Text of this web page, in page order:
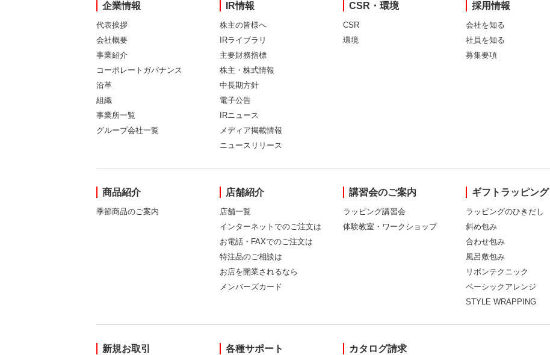
企業情報
代表挨拶
会社概要
事業紹介
コーポレートガバナンス
沿革
組織
事業所一覧
グループ会社一覧
IR情報
株主の皆様へ
IRライブラリ
主要財務指標
株主・株式情報
中長期方針
電子公告
IRニュース
メディア掲載情報
ニュースリリース
CSR・環境
CSR
環境
採用情報
会社を知る
社員を知る
募集要項
商品紹介
季節商品のご案内
店舗紹介
店舗一覧
インターネットでのご注文は
お電話・FAXでのご注文は
特注品のご相談は
お店を開業されるなら
メンバーズカード
講習会のご案内
ラッピング講習会
体験教室・ワークショップ
ギフトラッピング
ラッピングのひきだし
斜め包み
合わせ包み
風呂敷包み
リボンテクニック
ベーシックアレンジ
STYLE WRAPPING
新規お取引 各種サポート カタログ請求